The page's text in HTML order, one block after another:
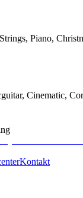
Piano,
Cinematic,
Kontakt